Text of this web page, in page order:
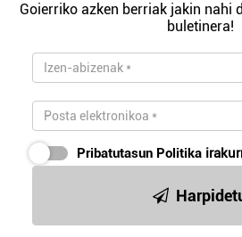
Goierriko azken berriak jakin nahi
buletinera!
Pribatutasun Politika